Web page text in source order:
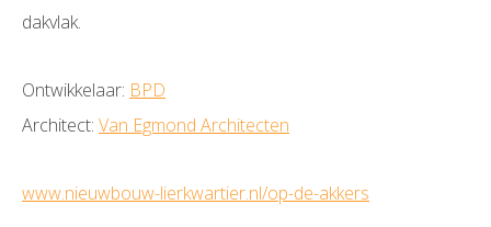
dakvlak.
Ontwikkelaar: BPD
Architect: Van Egmond Architecten
www.nieuwbouw-lierkwartier.nl/op-de-akkers